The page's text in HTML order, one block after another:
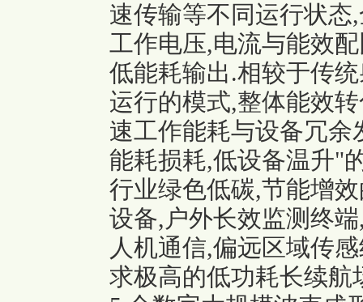
速传输等不同运行状
工作电压,电流与能效
低能耗输出.相较于传
运行的模式,整体能效
速工作能耗与设备冗
能耗损耗,低设备温升"
行业绿色低碳,节能增
设备,户外长效监测终
人机通信,偏远区域传
求极高的低功耗长续航